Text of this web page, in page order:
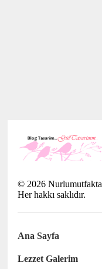
© 2026 Nurlumutfakta
Her hakkı saklıdır.
Ana Sayfa
Lezzet Galerim